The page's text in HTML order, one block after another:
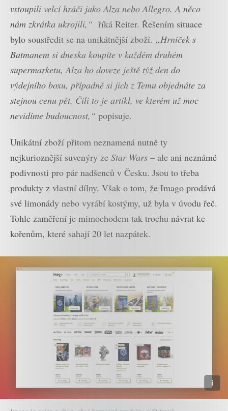
vstoupili velcí hráči jako Alza nebo Allegro. A něco
nám zkrátka ukrojili,“ říká Reiter. Řešením situace
bylo soustředit se na unikátnější zboží. „Hrníček s
Batmanem si dneska koupíte v každém druhém
supermarketu, Alza ho doveze ještě týž den do
výdejního boxu, případně si jich z Temu objednáte za
stejnou cenu pět. Čili to je artikl, ve kterém už moc
nevidíme budoucnost,“ popisuje.
Unikátní zboží přitom neznamená nutně ty
nejkurioznější suvenýry ze Star Wars – ale ani neznámé
podivnosti pro pár nadšenců v Česku. Jsou to třeba
produkty z vlastní dílny. Však o tom, že Imago prodává
své limonády nebo vyrábí kostýmy, už byla v úvodu řeč.
Tohle zaměření je mimochodem tak trochu návrat ke
kořenům, které sahají 20 let nazpátek.